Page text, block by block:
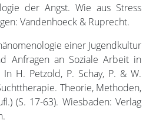
der Angst. Wie aus Stress
Vandenhoeck & Ruprecht.
einer Jugendkultur
Anfragen an Soziale Arbeit in
H. Petzold, P. Schay, P. & W.
Theorie, Methoden,
(S. 17-63). Wiesbaden: Verlag